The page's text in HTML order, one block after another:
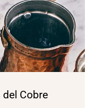
Cobre